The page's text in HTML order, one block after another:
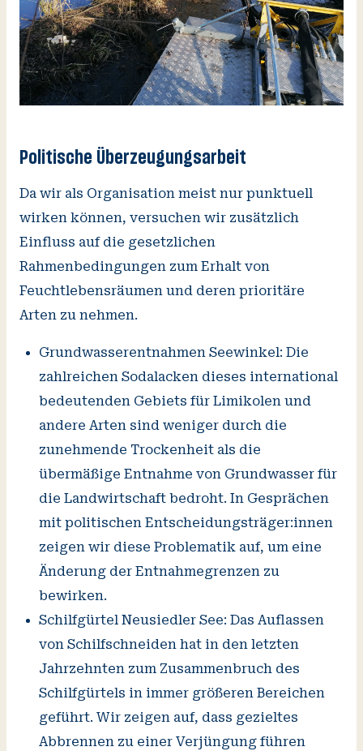
Politische Überzeugungsarbeit
Da wir als Organisation meist nur punktuell
wirken können, versuchen wir zusätzlich
Einfluss auf die gesetzlichen
Rahmenbedingungen zum Erhalt von
Feuchtlebensräumen und deren prioritäre
Arten zu nehmen.
Grundwasserentnahmen Seewinkel: Die
zahlreichen Sodalacken dieses international
bedeutenden Gebiets für Limikolen und
andere Arten sind weniger durch die
zunehmende Trockenheit als die
übermäßige Entnahme von Grundwasser für
die Landwirtschaft bedroht. In Gesprächen
mit politischen Entscheidungsträger:innen
zeigen wir diese Problematik auf, um eine
Änderung der Entnahmegrenzen zu
bewirken.
Schilfgürtel Neusiedler See: Das Auflassen
von Schilfschneiden hat in den letzten
Jahrzehnten zum Zusammenbruch des
Schilfgürtels in immer größeren Bereichen
geführt. Wir zeigen auf, dass gezieltes
Abbrennen zu einer Verjüngung führen